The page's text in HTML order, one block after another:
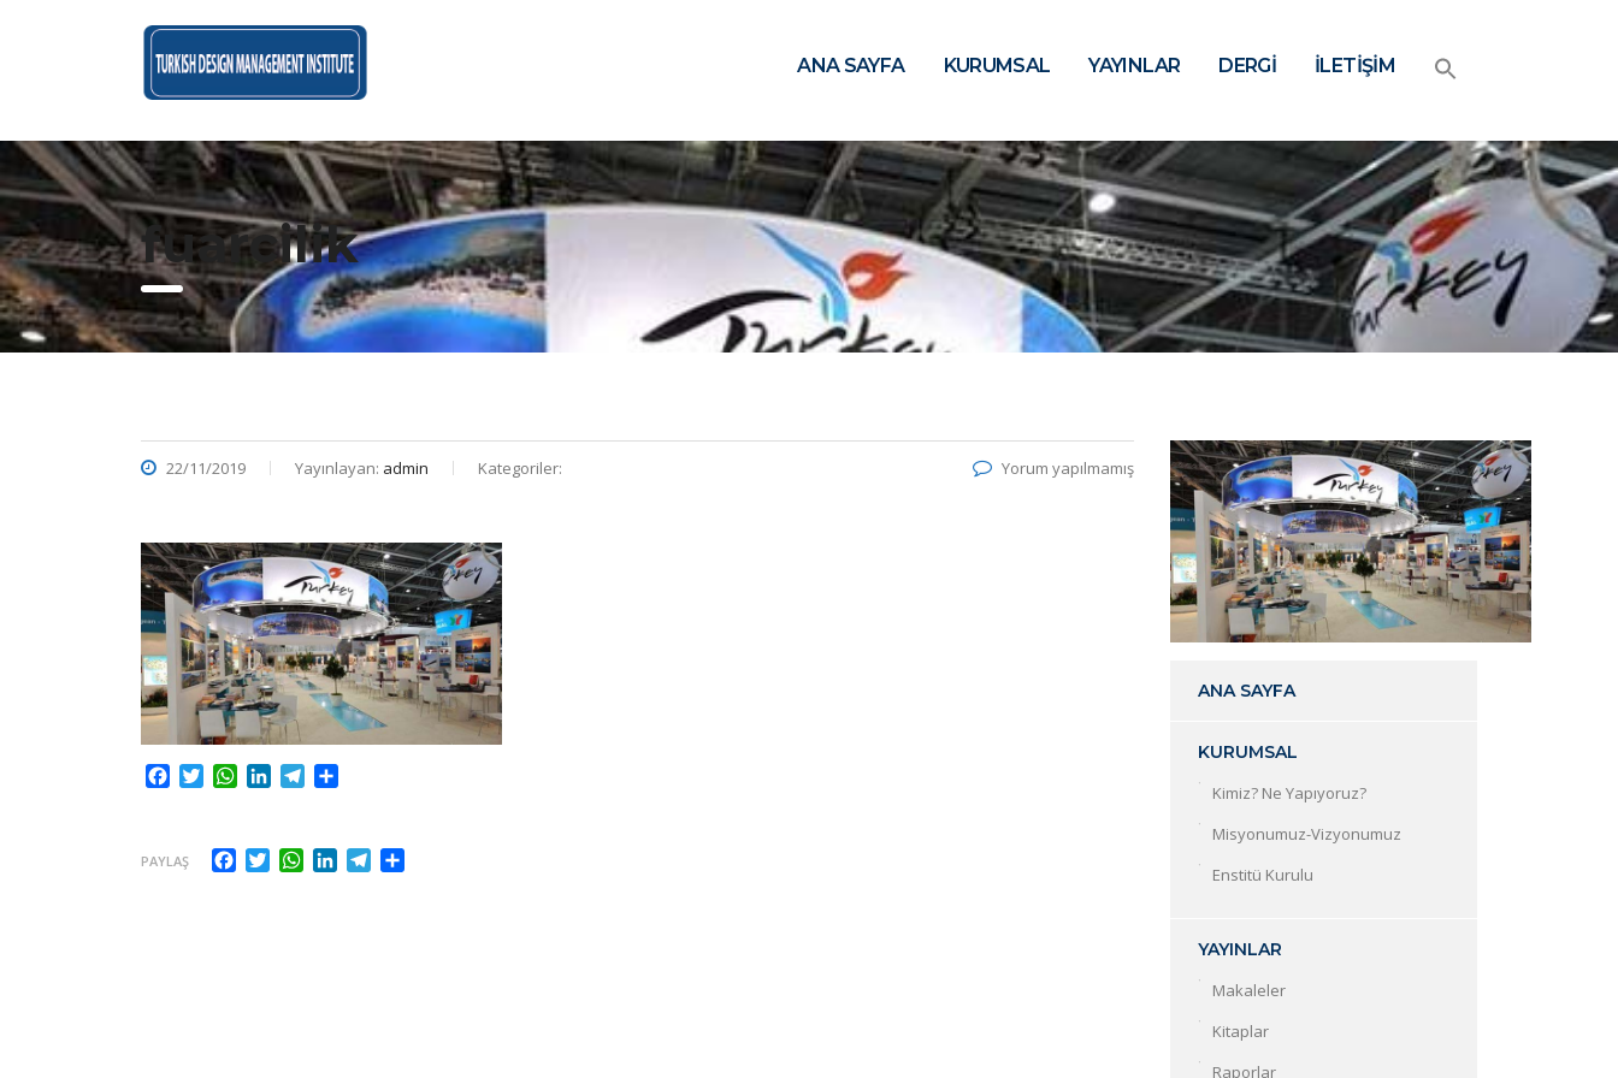
ANA SAYFA KURUMSAL YAYINLAR DERGİ İLETİŞİM
fuarcilik
22/11/2019 Yayınlayan: admin Kategoriler: Yorum yapılmamış
Facebook
TwitterWhatsApp
LinkedInTelegram
PAYLAŞ Facebook
TwitterWhatsApp
LinkedInTelegram
ANA SAYFA
KURUMSAL
Kimiz? Ne Yapıyoruz?
Misyonumuz-Vizyonumuz
Enstitü Kurulu
YAYINLAR
Makaleler
Kitaplar
Raporlar